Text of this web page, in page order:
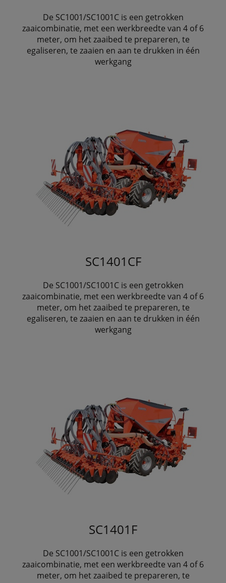
De SC1001/SC1001C is een getrokken
zaaicombinatie, met een werkbreedte van 4 of 6
meter, om het zaaibed te prepareren, te
egaliseren, te zaaien en aan te drukken in één
werkgang
SC1401CF
De SC1001/SC1001C is een getrokken
zaaicombinatie, met een werkbreedte van 4 of 6
meter, om het zaaibed te prepareren, te
egaliseren, te zaaien en aan te drukken in één
werkgang
SC1401F
De SC1001/SC1001C is een getrokken
zaaicombinatie, met een werkbreedte van 4 of 6
meter, om het zaaibed te prepareren, te